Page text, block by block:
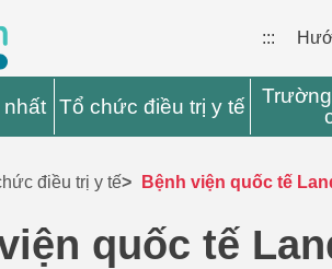
:::
Tổ chức điều trị y tế
điều trị y tế Bệnh viện quốc tế
quốc tế